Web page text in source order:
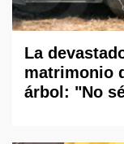
La
matrimonio
árbol: "No